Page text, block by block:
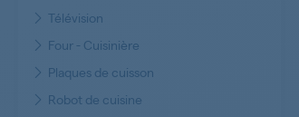
Télévision
Four - Cuisinière
Plaques de cuisson
Robot de cuisine